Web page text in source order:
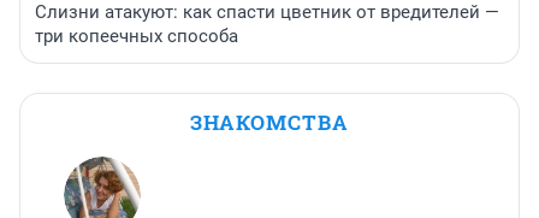
Слизни атакуют: как спасти цветник от вредителей —
три копеечных способа
ЗНАКОМСТВА